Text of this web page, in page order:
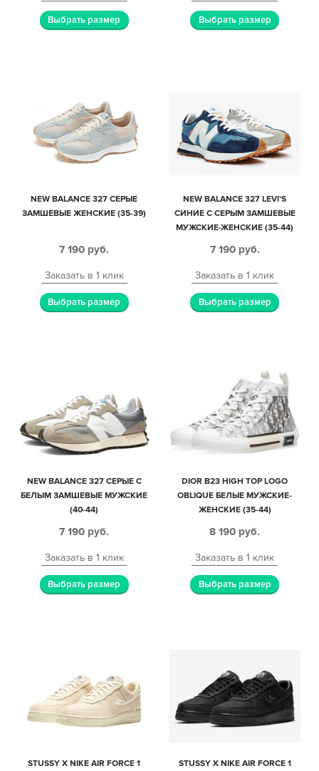
Выбрать размер Выбрать размер
NEW BALANCE 327 СЕРЫЕ
ЗАМШЕВЫЕ ЖЕНСКИЕ (35-39)
7 190 руб.
Заказать в 1 клик
Выбрать размер
NEW BALANCE 327 LEVI’S
СИНИЕ С СЕРЫМ ЗАМШЕВЫЕ
МУЖСКИЕ-ЖЕНСКИЕ (35-44)
7 190 руб.
Заказать в 1 клик
Выбрать размер
NEW BALANCE 327 СЕРЫЕ С
БЕЛЫМ ЗАМШЕВЫЕ МУЖСКИЕ
(40-44)
7 190 руб.
Заказать в 1 клик
Выбрать размер
DIOR B23 HIGH TOP LOGO
OBLIQUE БЕЛЫЕ МУЖСКИЕ-
ЖЕНСКИЕ (35-44)
8 190 руб.
Заказать в 1 клик
Выбрать размер
STUSSY X NIKE AIR FORCE 1
STUSSY X NIKE AIR FORCE 1